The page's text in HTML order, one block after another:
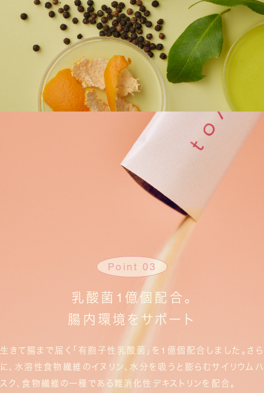
Point 03
乳酸菌1億個配合。
腸内環境をサポート
生きて腸まで届く「有胞子性乳酸菌」を1億個配合しました。 さら
に、水溶性食物繊維のイヌリン、水分を吸うと膨らむサイリウムハ
スク、 食物繊維の一種である難消化性デキストリンを配合。